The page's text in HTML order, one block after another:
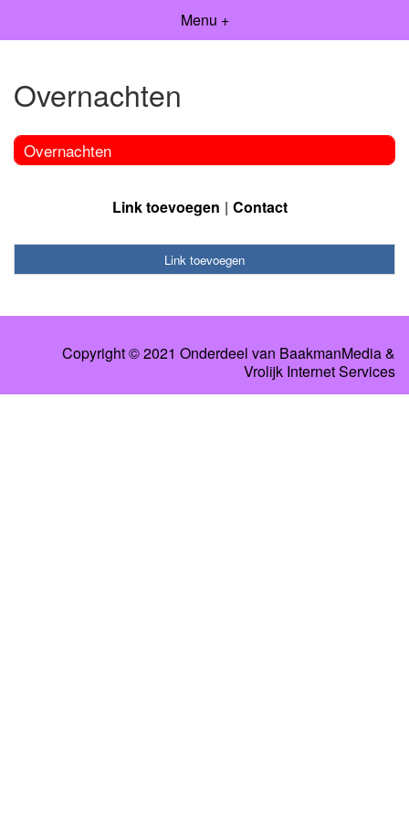
Menu +
Overnachten
Overnachten
Link toevoegen Contact
Link toevoegen
Copyright © 2021 Onderdeel van BaakmanMedia&
Vrolijk Internet Services